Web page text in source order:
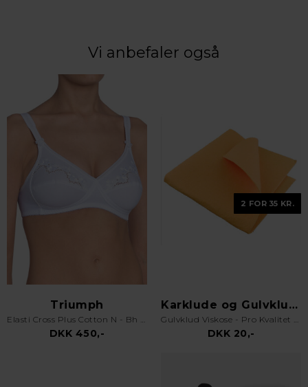
Vi anbefaler også
Triumph
Elasti Cross Plus Cotton N - Bh uden bøjle - Hvid
DKK 450,-
2 FOR 35 KR.
Karklude og Gulvklude
Gulvklud Viskose - Pro Kvalitet - Orange
DKK 20,-